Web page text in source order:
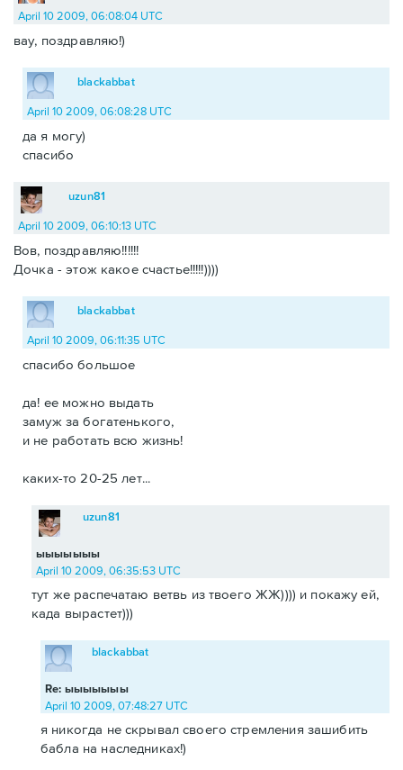
April 10 2009, 06:08:04 UTC
вау, поздравляю!)
blackabbat
April 10 2009, 06:08:28 UTC
да я могу)
спасибо
uzun81
April 10 2009, 06:10:13 UTC
Вов, поздравляю!!!!!!
Дочка - этож какое счастье!!!!!))))
blackabbat
April 10 2009, 06:11:35 UTC
спасибо большое
да! ее можно выдать
замуж за богатенького,
и не работать всю жизнь!
каких-то 20-25 лет...
ыыыыыыы
uzun81
April 10 2009, 06:35:53 UTC
тут же распечатаю ветвь из твоего ЖЖ)))) и покажу ей,
када вырастет)))
Re: ыыыыыыы
blackabbat
April 10 2009, 07:48:27 UTC
я никогда не скрывал своего стремления зашибить
бабла на наследниках!)